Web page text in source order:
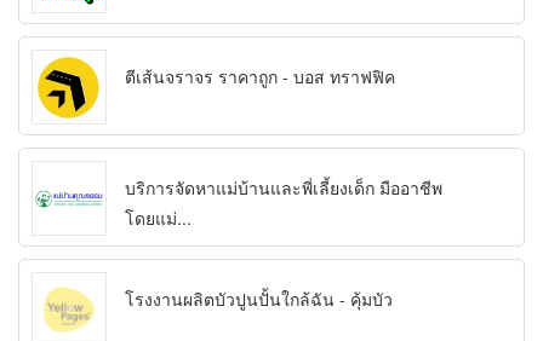
ตีเส้นจราจร ราคาถูก - บอส ทราฟฟิค
บริการจัดหาแม่บ้านและพี่เลี้ยงเด็ก มืออาชีพ
โดยแม่...
โรงงานผลิตบัวปูนปั้นใกล้ฉัน - คุ้มบัว